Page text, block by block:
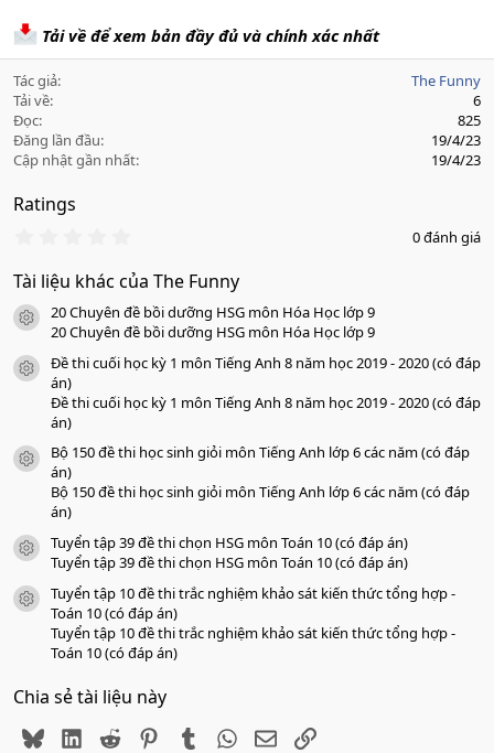
Tải về để xem bản đầy đủ và chính xác nhất
Tác giả
The Funny
Tải về
6
Đọc
825
Đăng lần đầu
19/4/23
Cập nhật gần nhất
19/4/23
Ratings
0
0
s
a
o
0 đánh giá
Tài liệu khác của The Funny
icon tài liệu
20 Chuyên đề bồi dưỡng HSG môn Hóa Học lớp 9
20 Chuyên đề bồi dưỡng HSG môn Hóa Học lớp 9
icon tài liệu
Đề thi cuối học kỳ 1 môn Tiếng Anh 8 năm học 2019 - 2020 (có đáp
án)
Đề thi cuối học kỳ 1 môn Tiếng Anh 8 năm học 2019 - 2020 (có đáp
án)
icon tài liệu
Bộ 150 đề thi học sinh giỏi môn Tiếng Anh lớp 6 các năm (có đáp
án)
Bộ 150 đề thi học sinh giỏi môn Tiếng Anh lớp 6 các năm (có đáp
án)
icon tài liệu
Tuyển tập 39 đề thi chọn HSG môn Toán 10 (có đáp án)
Tuyển tập 39 đề thi chọn HSG môn Toán 10 (có đáp án)
icon tài liệu
Tuyển tập 10 đề thi trắc nghiệm khảo sát kiến thức tổng hợp -
Toán 10 (có đáp án)
Tuyển tập 10 đề thi trắc nghiệm khảo sát kiến thức tổng hợp -
Toán 10 (có đáp án)
Chia sẻ tài liệu này
BlueskyLinkedIn
Reddit PinterestTumblr WhatsApp
EmailLink